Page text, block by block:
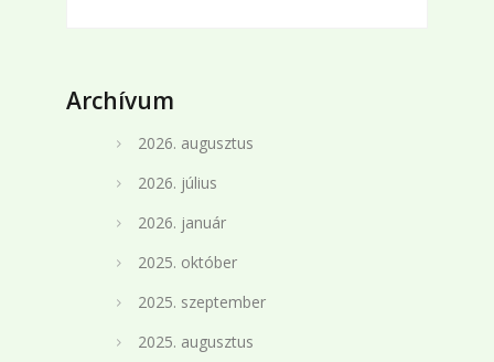
Archívum
2026. augusztus
2026. július
2026. január
2025. október
2025. szeptember
2025. augusztus